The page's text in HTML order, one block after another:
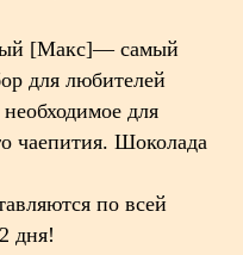
[Макс]— самый
для любителей
для
чаепития. Шоколада
по всей
дня!